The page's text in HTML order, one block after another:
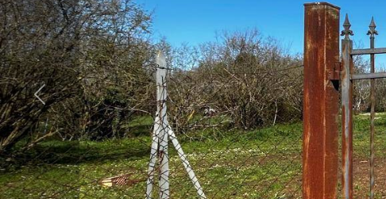
QUANTO
VALE
LA
TUA
CASA?
Scegli
dove
cercare
Provincia
Comune